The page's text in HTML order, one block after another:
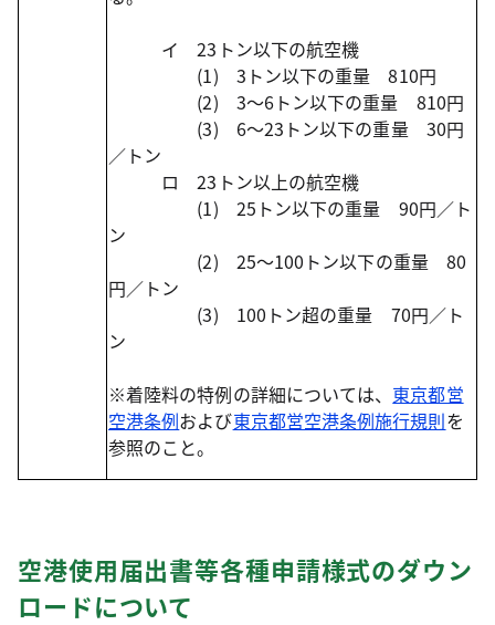
イ 23トン以下の航空機
(1) 3トン以下の重量 810円
(2) 3～6トン以下の重量 810円
(3) 6～23トン以下の重量 30円
／トン
ロ 23トン以上の航空機
(1) 25トン以下の重量 90円／ト
ン
(2) 25～100トン以下の重量 80
円／トン
(3) 100トン超の重量 70円／ト
ン
※着陸料の特例の詳細については、 東京都営
空港条例および東京都営空港条例施行規則を
参照のこと。
空港使用届出書等各種申請様式のダウン
ロードについて